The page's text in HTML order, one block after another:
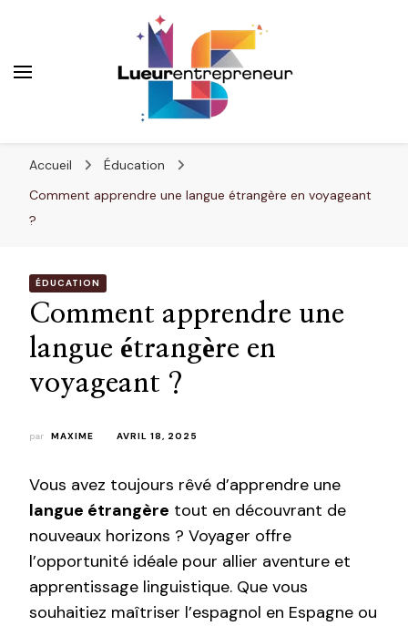
Accueil
Éducation
Comment apprendre une langue étrangère en voyageant
?
ÉDUCATION
Comment apprendre une
langue étrangère en
voyageant ?
par MAXIME AVRIL 18, 2025
Vous avez toujours rêvé d’apprendre une
langue étrangère tout en découvrant de
nouveaux horizons ? Voyager offre
l’opportunité idéale pour allier aventure et
apprentissage linguistique. Que vous
souhaitiez maîtriser l’espagnol en Espagne ou